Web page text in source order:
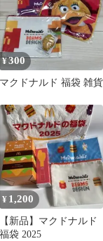
¥300
マクドナルド 福袋 雑貨
¥ 1,200
【新品】マクドナルド
福袋 2025